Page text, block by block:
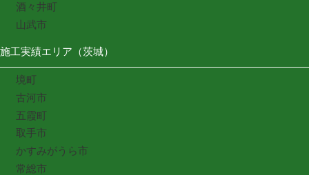
酒々井町
山武市
施工実績エリア（茨城）
境町
古河市
五霞町
取手市
かすみがうら市
常総市